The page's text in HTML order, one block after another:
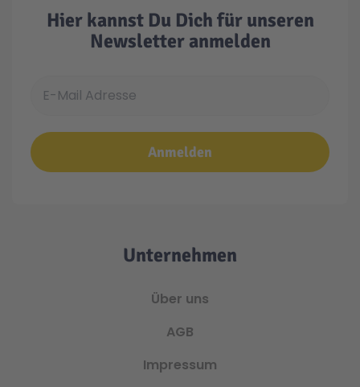
Hier kannst Du Dich für unseren
Newsletter anmelden
Anmelden
Unternehmen
Über uns
AGB
Impressum